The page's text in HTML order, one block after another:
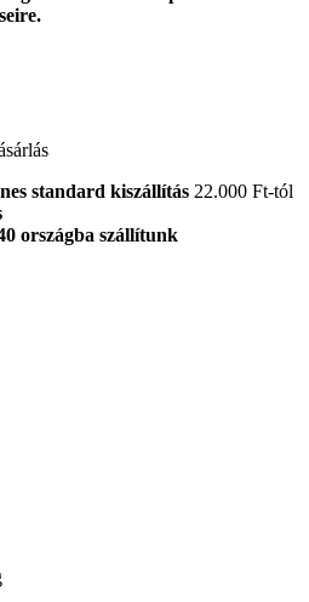
standard kiszállítás 22.000 Ft-tól
országba szállítunk